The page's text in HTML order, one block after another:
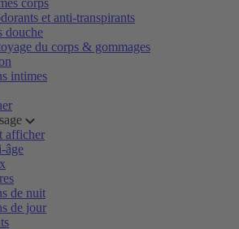
corps
et anti-transpirants
douche
du corps & gommages
intimes
afficher
âge
de nuit
de jour